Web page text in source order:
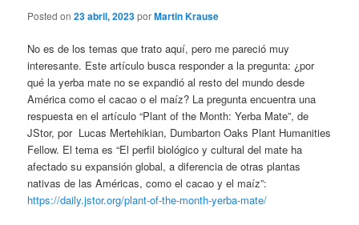
Posted on23 abril, 2023porMartin Krause
No es de los temas que trato aquí, pero me pareció muy
interesante. Este artículo busca responder a la pregunta: ¿por
qué la yerba mate no se expandió al resto del mundo desde
América como el cacao o el maíz? La pregunta encuentra una
respuesta en el artículo “Plant of the Month: Yerba Mate”, de
JStor, por Lucas Mertehikian, Dumbarton Oaks Plant Humanities
Fellow. El tema es “El perfil biológico y cultural del mate ha
afectado su expansión global, a diferencia de otras plantas
nativas de las Américas, como el cacao y el maíz”:
https://daily.jstor.org/plant-of-the-month-yerba-mate/